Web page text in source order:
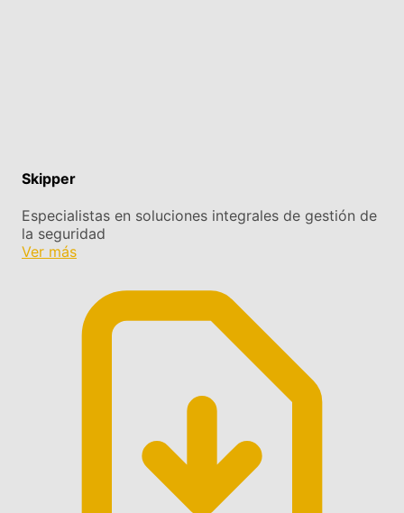
Skipper
Especialistas en soluciones integrales de gestión de
la seguridad
Ver más